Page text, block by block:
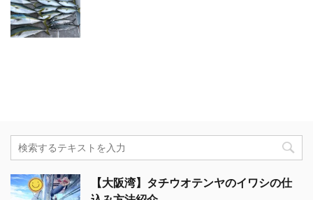
【大阪湾】タチウオテンヤのイワシの仕